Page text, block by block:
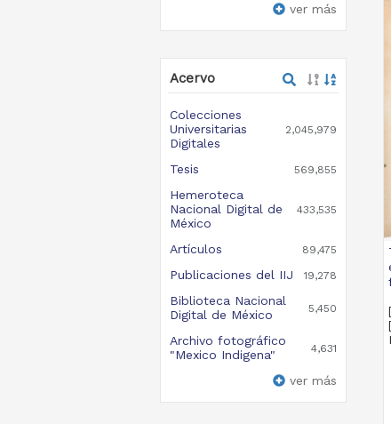
ver más
Acervo
Colecciones
Universitarias
Digitales
2,045,979
Tesis 569,855
Hemeroteca
Nacional Digital de
México
433,535
Artículos 89,475
Publicaciones del IIJ 19,278
Biblioteca Nacional
Digital de México
5,450
Archivo fotográfico
"Mexico Indigena"
4,631
ver más